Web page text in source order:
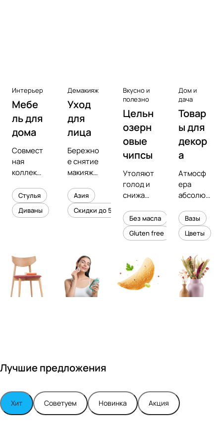
Интерьер
Мебе
ль для
дома
Совмест
ная
коллекц
предмет
ным
дизайне
Турским
Стулья
Диваны
Демакияж
Уход
для
лица
Бережно
е снятие
макияжа
увлажне
ние
кожи
Азия
Скидки до 50%
Вкусно и
полезно
Цельн
озерн
овые
чипсы
Утоляют
голод и
снижают
холесте
рина
Без масла
Gluten free
Дом и
дача
Товар
ы для
декор
а
Атмосф
ера
абсолют
уюта в
вашем
интерье
Вазы
Цветы
Лучшие предложения
Хит Советуем Новинка Акция